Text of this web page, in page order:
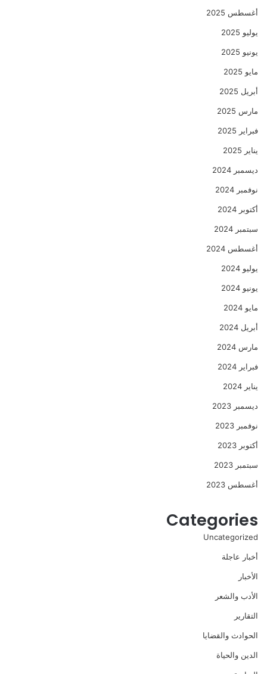
أغسطس 2025
يوليو 2025
يونيو 2025
مايو 2025
أبريل 2025
مارس 2025
فبراير 2025
يناير 2025
ديسمبر 2024
نوفمبر 2024
أكتوبر 2024
سبتمبر 2024
أغسطس 2024
يوليو 2024
يونيو 2024
مايو 2024
أبريل 2024
مارس 2024
فبراير 2024
يناير 2024
ديسمبر 2023
نوفمبر 2023
أكتوبر 2023
سبتمبر 2023
أغسطس 2023
Categories
Uncategorized
أخبار عاجلة
الأخبار
الأدب والشعر
التقارير
الحوادث والقضايا
الدين والحياة